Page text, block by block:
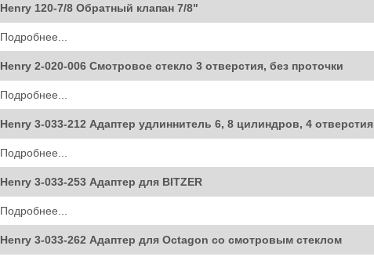
Henry 120-7/8 Обратный клапан 7/8"
Подробнее...
Henry 2-020-006 Смотровое стекло 3 отверстия, без проточки
Подробнее...
Henry 3-033-212 Адаптер удлиннитель 6, 8 цилиндров, 4 отверстия
Подробнее...
Henry 3-033-253 Адаптер для BITZER
Подробнее...
Henry 3-033-262 Адаптер для Octagon со смотровым стеклом